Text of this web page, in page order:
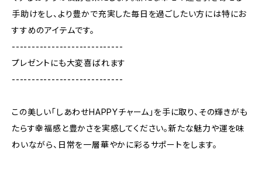
手助けをし、より豊かで充実した毎日を過ごしたい方には特にお
すすめのアイテムです。
----------------------------
プレゼントにも大変喜ばれます
----------------------------
この美しい「しあわせHAPPYチャーム」を手に取り、その輝きがも
たらす幸福感と豊かさを実感してください。新たな魅力や運を味
わいながら、日常を一層華やかに彩るサポートをします。